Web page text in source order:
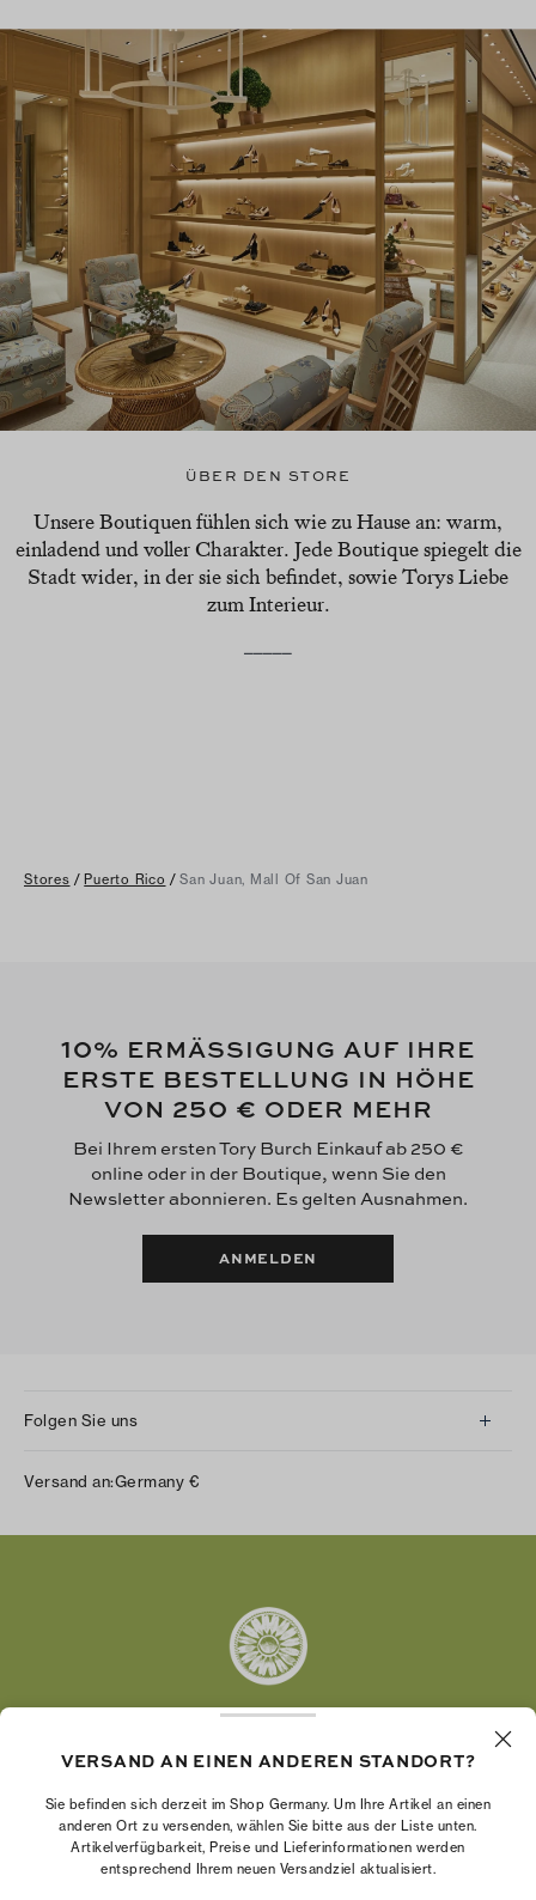
ÜBER DEN STORE
Unsere Boutiquen fühlen sich wie zu Hause an: warm,
einladend und voller Charakter. Jede Boutique spiegelt die
Stadt wider, in der sie sich befindet, sowie Torys Liebe
zum Interieur.
Stores / Puerto Rico / San Juan, Mall Of San Juan
10% ERMÄSSIGUNG AUF IHRE
ERSTE BESTELLUNG IN HÖHE
VON 250 € ODER MEHR
Bei Ihrem ersten Tory Burch Einkauf ab 250 €
online oder in der Boutique, wenn Sie den
Newsletter abonnieren. Es gelten Ausnahmen.
ANMELDEN
Folgen Sie uns
Twitter
Versand an:Germany €
Die Tory Burch Foundation stärkt die
Unternehmerinnen dabei unterstützt, ein starkes
und beständiges Unternehmen aufzubauen.
VERSAND AN EINEN ANDEREN STANDORT?
Sie befinden sich derzeit im Shop Germany. Um Ihre Artikel an einen
anderen Ort zu versenden, wählen Sie bitte aus der Liste unten.
Artikelverfügbarkeit, Preise und Lieferinformationen werden
entsprechend Ihrem neuen Versandziel aktualisiert.